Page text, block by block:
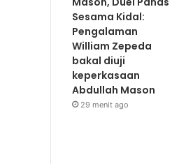
Sesama Kidal:
Pengalaman
William Zepeda
bakal diuji
keperkasaan
Abdullah Mason
29 menit ago